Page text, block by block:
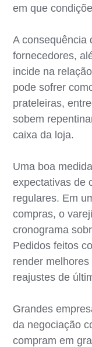
em que
A consequência
fornecedores,
incide na
pode sofrer
prateleiras,
sobem
caixa da loja.
Uma boa
expectativas de
regulares. Em
compras, o
cronograma
Pedidos feitos
render
reajustes de
Grandes
da negociação
compram em